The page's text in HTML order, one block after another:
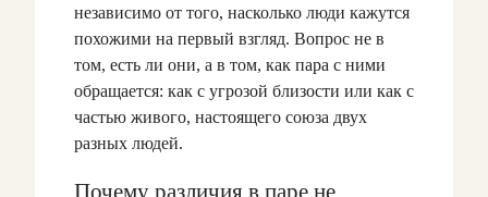
независимо от того, насколько люди кажутся
похожими на первый взгляд. Вопрос не в
том, есть ли они, а в том, как пара с ними
обращается: как с угрозой близости или как с
частью живого, настоящего союза двух
разных людей.